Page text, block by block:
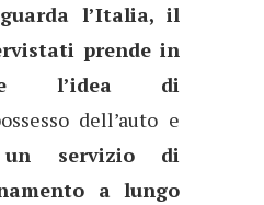
l’Italia, il
prende in
l’idea di
dell’auto e
servizio di
a lungo